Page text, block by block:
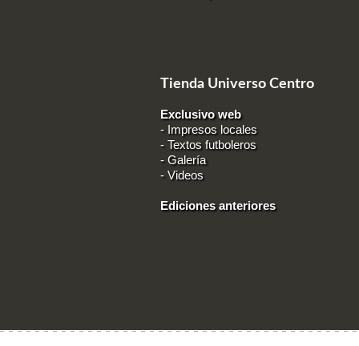
Tienda Universo Centro
Exclusivo web
- Impresos locales
- Textos futboleros
-Galería
-Videos
Ediciones anteriores